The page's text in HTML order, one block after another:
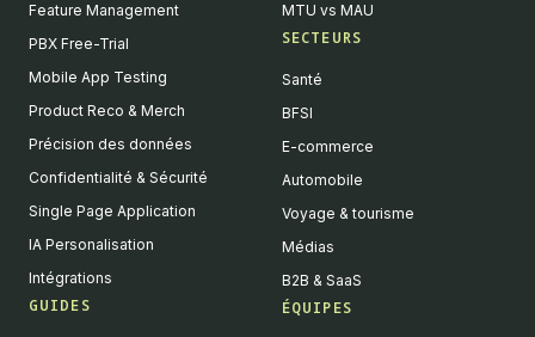
Feature Management
PBX Free-Trial
Mobile App Testing
Product Reco & Merch
Précision des données
Confidentialité & Sécurité
Single Page Application
IA Personalisation
Intégrations
GUIDES
MTU vs MAU
SECTEURS
Santé
BFSI
E-commerce
Automobile
Voyage & tourisme
Médias
B2B & SaaS
ÉQUIPES